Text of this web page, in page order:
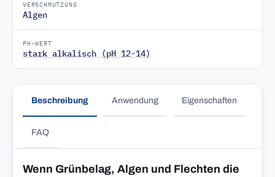
VERSCHMUTZUNG
Algen
PH-WERT
stark alkalisch (pH 12-14)
Beschreibung Anwendung Eigenschaften
FAQ
Wenn Grünbelag, Algen und Flechten die